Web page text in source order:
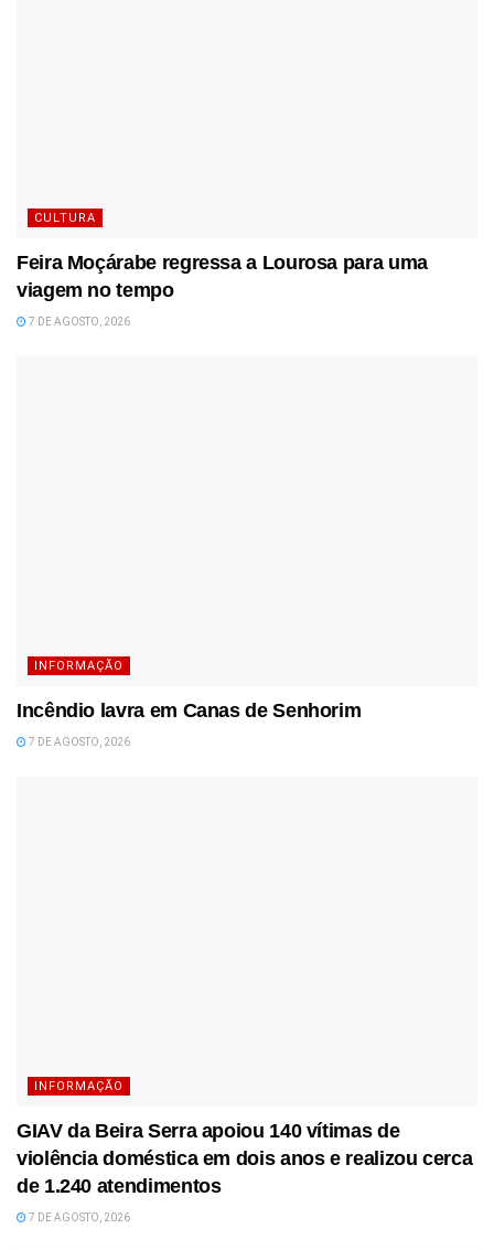
CULTURA
Feira Moçárabe regressa a Lourosa para uma
viagem no tempo
7 DE AGOSTO, 2026
INFORMAÇÃO
Incêndio lavra em Canas de Senhorim
7 DE AGOSTO, 2026
INFORMAÇÃO
GIAV da Beira Serra apoiou 140 vítimas de
violência doméstica em dois anos e realizou cerca
de 1.240 atendimentos
7 DE AGOSTO, 2026